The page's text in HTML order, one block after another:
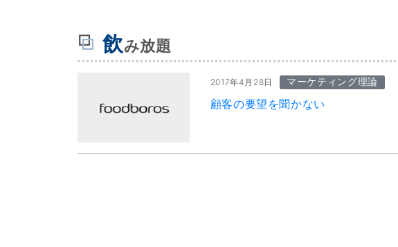
飲み放題
2017年4月28日 マーケティング理論
顧客の要望を聞かない